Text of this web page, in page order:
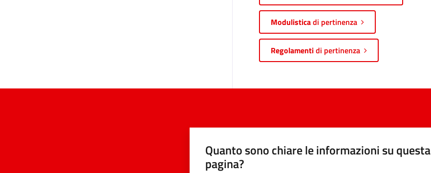
Modulisticadi pertinenza
Regolamentidi pertinenza
Quanto sono chiare le informazioni su questa
pagina?